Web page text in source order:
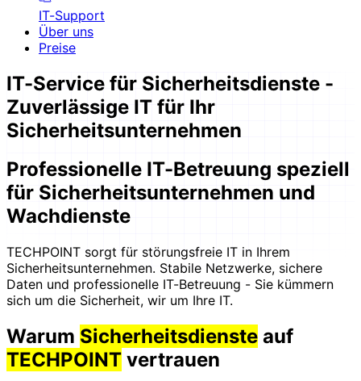
IT-Support
Über uns
Preise
IT-Service für Sicherheitsdienste -
Zuverlässige IT für Ihr
Sicherheitsunternehmen
Professionelle IT-Betreuung speziell
für Sicherheitsunternehmen und
Wachdienste
TECHPOINT sorgt für störungsfreie IT in Ihrem
Sicherheitsunternehmen. Stabile Netzwerke, sichere
Daten und professionelle IT-Betreuung - Sie kümmern
sich um die Sicherheit, wir um Ihre IT.
Warum Sicherheitsdienste auf
TECHPOINT vertrauen